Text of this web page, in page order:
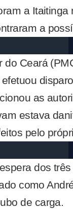
a Itaitinga
a
Ceará
as
estava
pelo
dos
como
de carga.